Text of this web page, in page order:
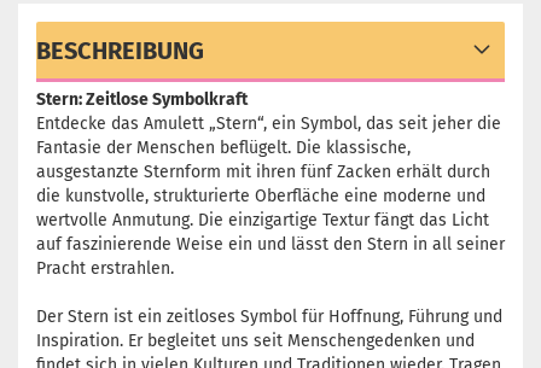
BESCHREIBUNG
Stern: Zeitlose Symbolkraft
Entdecke das Amulett „Stern“, ein Symbol, das seit jeher die
Fantasie der Menschen beflügelt. Die klassische,
ausgestanzte Sternform mit ihren fünf Zacken erhält durch
die kunstvolle, strukturierte Oberfläche eine moderne und
wertvolle Anmutung. Die einzigartige Textur fängt das Licht
auf faszinierende Weise ein und lässt den Stern in all seiner
Pracht erstrahlen.
Der Stern ist ein zeitloses Symbol für Hoffnung, Führung und
Inspiration. Er begleitet uns seit Menschengedenken und